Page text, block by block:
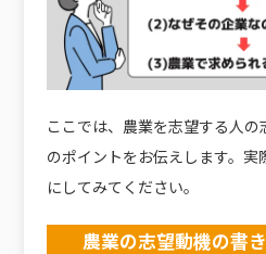
ここでは、農業を志望する人の
のポイントをお伝えします。実
にしてみてください。
農業の志望動機の書